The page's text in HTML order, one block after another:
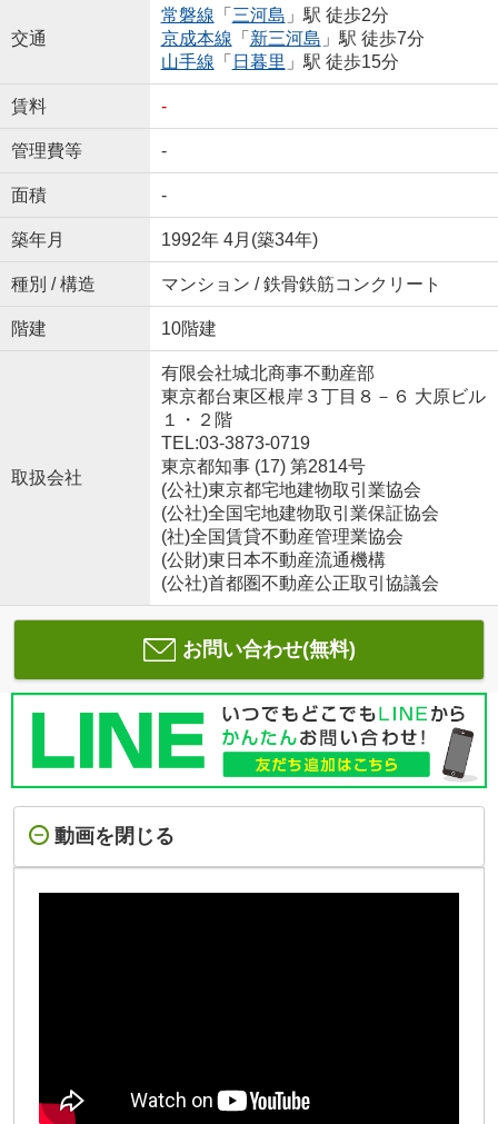
交通
常磐線 「 三河島 」駅 徒歩2分
京成本線 「 新三河島 」駅 徒歩7分
山手線 「 日暮里 」駅 徒歩15分
賃料 -
管理費等 -
面積 -
築年月 1992年 4月(築34年)
種別 / 構造 マンション / 鉄骨鉄筋コンクリート
階建 10階建
取扱会社
有限会社城北商事不動産部
東京都台東区根岸３丁目８－６ 大原ビル
１・２階
TEL:03-3873-0719
東京都知事 (17) 第2814号
(公社)東京都宅地建物取引業協会
(公社)全国宅地建物取引業保証協会
(社)全国賃貸不動産管理業協会
(公財)東日本不動産流通機構
(公社)首都圏不動産公正取引協議会
お問い合わせ(無料)
動画を閉じる